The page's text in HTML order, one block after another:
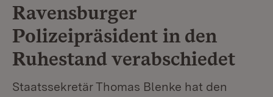
Ravensburger
Polizeipräsident in den
Ruhestand verabschiedet
Staatssekretär Thomas Blenke hat den